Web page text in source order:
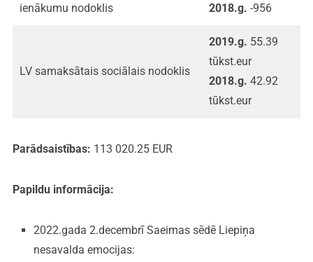
ienākumu nodoklis
2018.g. -956
LV samaksātais sociālais nodoklis
2019.g. 55.39
tūkst.eur
2018.g. 42.92
tūkst.eur
Parādsaistības: 113 020.25 EUR
Papildu informācija:
2022.gada 2.decembrī Saeimas sēdē Liepiņa
nesavalda emocijas: